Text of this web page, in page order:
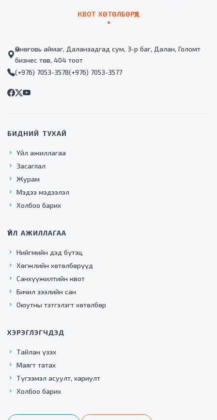
КВОТ ХӨТӨЛБӨРҮҮД
Өмнөговь аймаг, Даланзадгад сум, 3-р баг, Далан, Голомт
бизнес төв, 404 тоот
(+976) 7053-3578(+976) 7053-3577
БИДНИЙ ТУХАЙ
Үйл ажиллагаа
Засаглал
Журам
Мэдээ мэдээлэл
Холбоо барих
ҮЙЛ АЖИЛЛАГАА
Нийгмийн дэд бүтэц
Хөгжлийн хөтөлбөрүүд
Санхүүжилтийн квот
Бичил зээлийн сан
Оюутны тэтгэлэгт хөтөлбөр
ХЭРЭГЛЭГЧДЭД
Тайлан үзэх
Маягт татах
Түгээмэл асуулт, хариулт
Холбоо барих